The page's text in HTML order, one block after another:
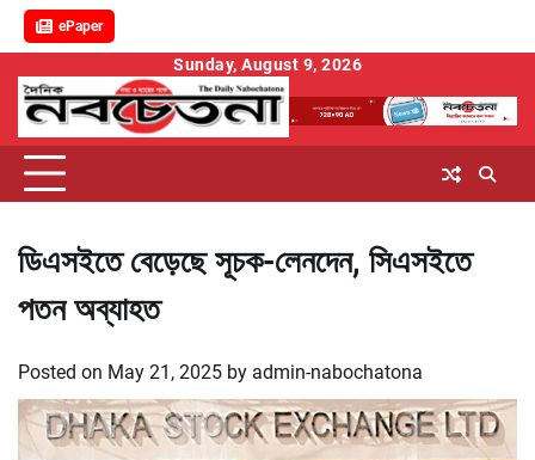
ePaper
content
Sunday, August 9, 2026
ডিএসইতে বেড়েছে সূচক-লেনদেন, সিএসইতে
পতন অব্যাহত
Posted on May 21, 2025 by admin-nabochatona